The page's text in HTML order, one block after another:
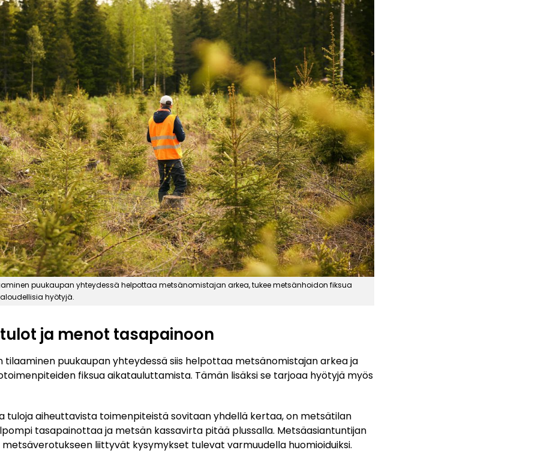
puukaupan yhteydessä helpottaa metsänomistajan arkea, tukee metsänhoidon fiksua
hyötyjä.
ja menot tasapainoon
tilaaminen puukaupan yhteydessä siis helpottaa metsänomistajan arkea ja
fiksua aikatauluttamista. Tämän lisäksi se tarjoaa hyötyjä myös
tuloja aiheuttavista toimenpiteistä sovitaan yhdellä kertaa, on metsätilan
tasapainottaa ja metsän kassavirta pitää plussalla. Metsäasiantuntijan
liittyvät kysymykset tulevat varmuudella huomioiduiksi.